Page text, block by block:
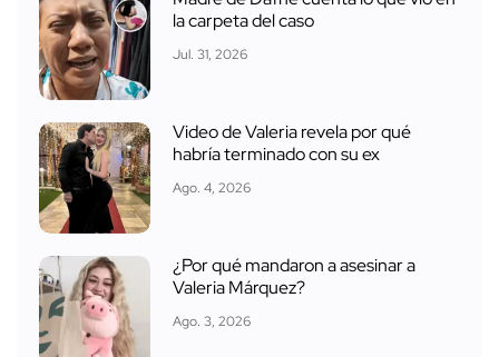
la carpeta del caso
Jul. 31, 2026
Video de Valeria revela por qué
habría terminado con su ex
Ago. 4, 2026
¿Por qué mandaron a asesinar a
Valeria Márquez?
Ago. 3, 2026